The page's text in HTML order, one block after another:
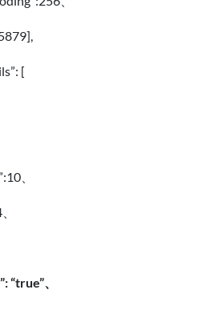
[
、
“true”、